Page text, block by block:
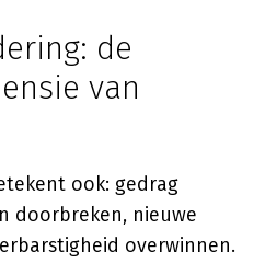
de
van
ook: gedrag
doorbreken, nieuwe
overwinnen.